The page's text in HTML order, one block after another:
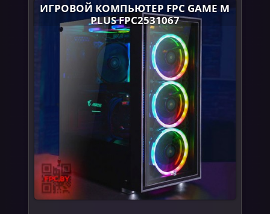
ИГРОВОЙ КОМПЬЮТЕР FPC GAME M
PLUS FPC2531067